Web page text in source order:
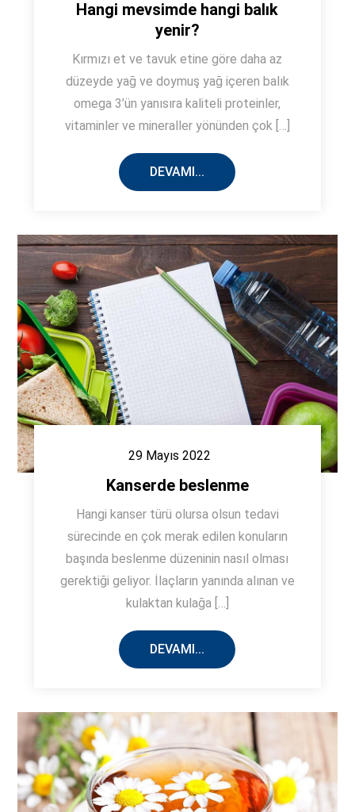
Hangi mevsimde hangi balık
yenir?
Kırmızı et ve tavuk etine göre daha az
düzeyde yağ ve doymuş yağ içeren balık
omega 3’ün yanısıra kaliteli proteinler,
vitaminler ve mineraller yönünden çok […]
DEVAMI...
29 Mayıs 2022
Kanserde beslenme
Hangi kanser türü olursa olsun tedavi
sürecinde en çok merak edilen konuların
başında beslenme düzeninin nasıl olması
gerektiği geliyor. İlaçların yanında alınan ve
kulaktan kulağa […]
DEVAMI...